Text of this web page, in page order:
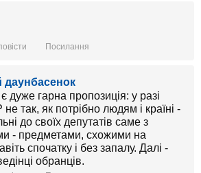
Посилання
даунбасенок
дуже гарна пропозиція: у разі
так, як потрібно людям і країні -
до своїх депутатів саме з
- предметами, схожими на
спочатку і без запалу. Далі -
обранців.